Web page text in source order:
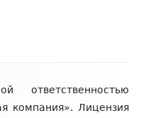
ответственностью
компания». Лицензия